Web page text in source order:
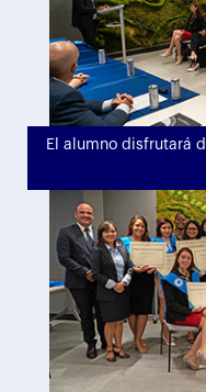
El alumno disfrutará